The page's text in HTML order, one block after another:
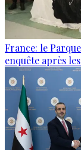
France: le
enquête après